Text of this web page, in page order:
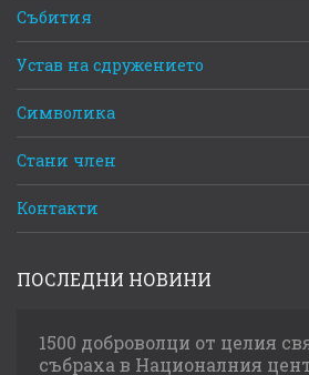
Събития
Устав на сдружението
Символика
Стани член
Контакти
ПОСЛЕДНИ НОВИНИ
1500 доброволци от целия
събраха в Националния